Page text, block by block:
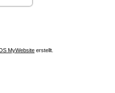
MyWebsite erstellt.